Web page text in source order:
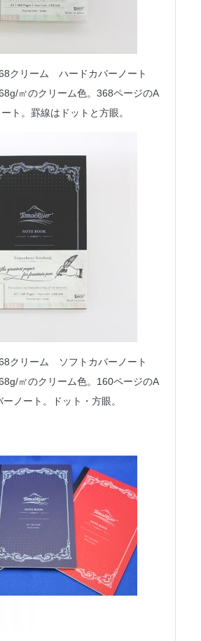
クリーム ハードカバーノート
㎡のクリーム色。368ページのA
ト。罫線はドットと方眼。
クリーム ソフトカバーノート
㎡のクリーム色。160ページのA
ノート。ドット・方眼。